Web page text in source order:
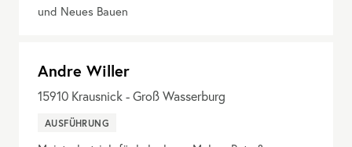
und Neues Bauen
Andre Willer
15910 Krausnick - Groß Wasserburg
AUSFÜHRUNG